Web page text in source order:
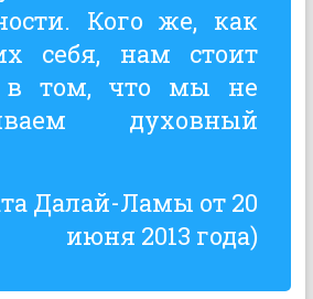
Кого же, как
себя, нам стоит
в том, что мы не
духовный
Далай-Ламы от 20
июня 2013 года)